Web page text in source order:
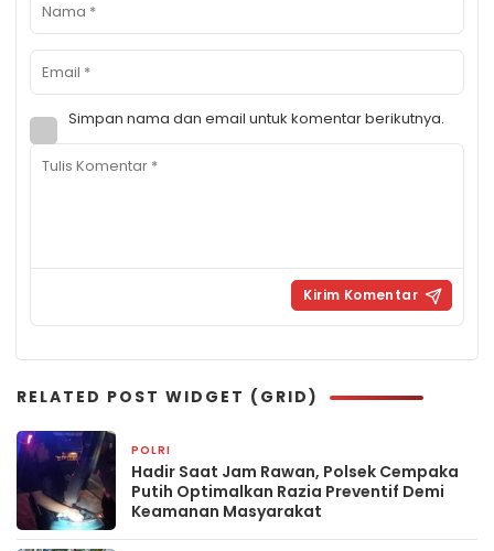
Simpan nama dan email untuk komentar berikutnya.
RELATED POST WIDGET (GRID)
POLRI
Hadir Saat Jam Rawan, Polsek Cempaka
Putih Optimalkan Razia Preventif Demi
Keamanan Masyarakat